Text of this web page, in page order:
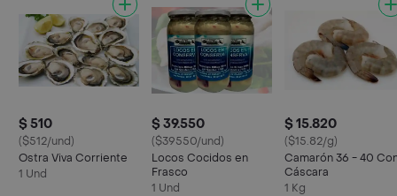
$ 510
($512/und)
Ostra Viva Corriente
1 Und
$ 39.550
($39550/und)
Locos Cocidos en
Frasco
1 Und
$ 15.820
($15.82/g)
Camarón 36 - 40
Cáscara
1 Kg